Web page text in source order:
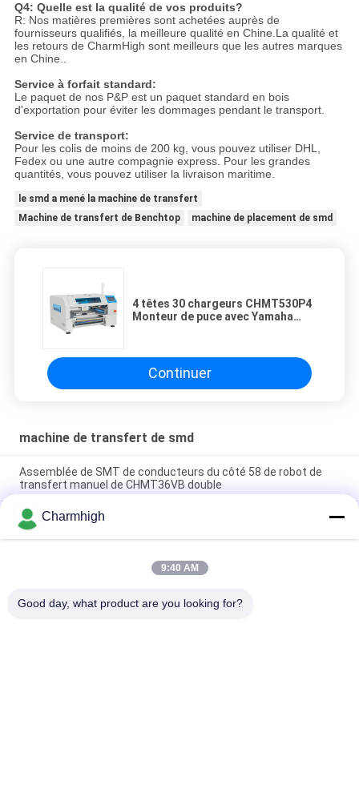
Q4: Quelle est la qualité de vos produits?
R: Nos matières premières sont achetées auprès de
fournisseurs qualifiés, la meilleure qualité en Chine.La qualité et
les retours de CharmHigh sont meilleurs que les autres marques
en Chine..
Service à forfait standard:
Le paquet de nos P&P est un paquet standard en bois
d'exportation pour éviter les dommages pendant le transport.
Service de transport:
Pour les colis de moins de 200 kg, vous pouvez utiliser DHL,
Fedex ou une autre compagnie express. Pour les grandes
quantités, vous pouvez utiliser la livraison maritime.
le smd a mené la machine de transfert
Machine de transfert de Benchtop
machine de placement de smd
4 têtes 30 chargeurs CHMT530P4
Monteur de puce avec Yamaha
Continuer
machine de transfert de smd
Assemblée de SMT de conducteurs du côté 58 de robot de
transfert manuel de CHMT36VB double
2 robot de transfert tout des conducteurs CHMT48VB
Benchtop SMD des têtes 58 dans un Chip Mounter
Compacte industriel SMD machine de sélection et de
placement TC06 monteur de puce pour la ligne d'assemblage
Charmhigh
9:40 AM
Good day, what product are you looking for?